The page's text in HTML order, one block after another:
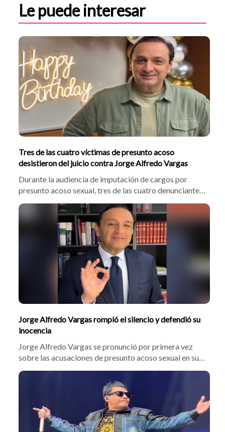
Le puede interesar
Tres de las cuatro víctimas de presunto acoso
desistieron del juicio contra Jorge Alfredo Vargas
Durante la audiencia de imputación de cargos por
presunto acoso sexual, tres de las cuatro denunciantes
del presentador Jorge Alfredo Vargas anunciaron el
retiro de sus señalamientos penales mediante un oficio
remitido a la Fiscalía. El documento señala que las
implicadas nunca pretendieron interponer una
denuncia penal contra Jorge Alfredo Vargas, sino un
reclamo laboral contra Caracol.
Jorge Alfredo Vargas rompió el silencio y defendió su
inocencia
Jorge Alfredo Vargas se pronunció por primera vez
sobre las acusaciones de presunto acoso sexual en su
contra y aseguró que solo conoció los hechos durante
la audiencia judicial del 4 de agosto. El presentador se
declaró inocente y anunció que ejercerá su defensa
acompañado por sus abogados.